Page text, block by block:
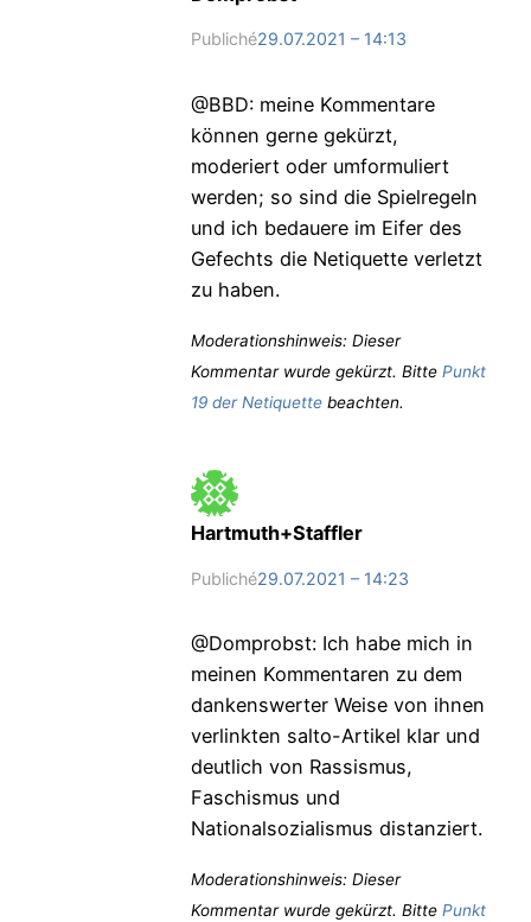
Publiché29.07.2021 – 14:13
@BBD: meine Kommentare
können gerne gekürzt,
moderiert oder umformuliert
werden; so sind die Spielregeln
und ich bedauere im Eifer des
Gefechts die Netiquette verletzt
zu haben.
Moderationshinweis: Dieser
Kommentar wurde gekürzt. Bitte Punkt
19 der Netiquettebeachten.
Hartmuth+Staffler
Publiché29.07.2021 – 14:23
@Domprobst: Ich habe mich in
meinen Kommentaren zu dem
dankenswerter Weise von ihnen
verlinkten salto-Artikel klar und
deutlich von Rassismus,
Faschismus und
Nationalsozialismus distanziert.
Moderationshinweis: Dieser
Kommentar wurde gekürzt. Bitte Punkt